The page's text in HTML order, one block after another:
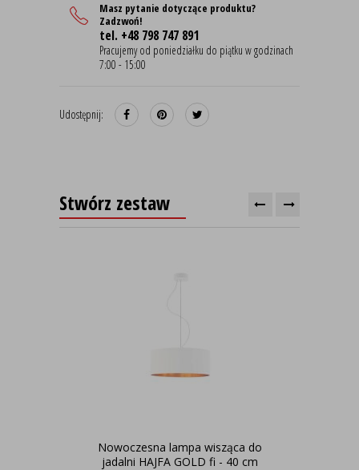
Masz pytanie dotyczące produktu?
Zadzwoń!
tel. +48 798 747 891
Pracujemy od poniedziałku do piątku w godzinach
7:00 - 15:00
Udostępnij:
Stwórz zestaw
Nowoczesna lampa wisząca do
jadalni HAJFA GOLD fi - 40 cm